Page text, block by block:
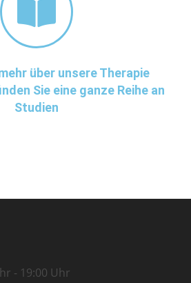
über unsere Therapie
Sie eine ganze Reihe an
Studien
- 19:00 Uhr